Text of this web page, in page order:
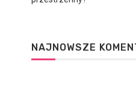
NAJNOWSZE